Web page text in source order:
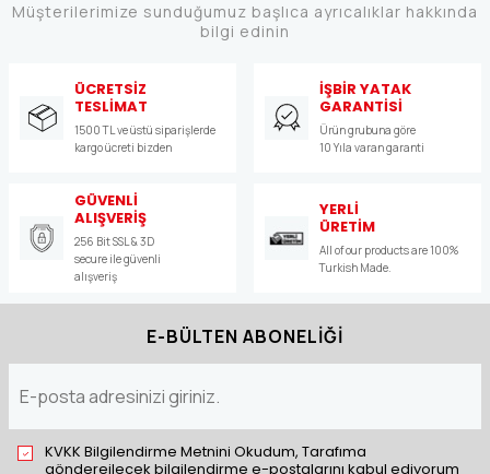
Müşterilerimize sunduğumuz başlıca ayrıcalıklar hakkında
bilgi edinin
ÜCRETSİZ
TESLİMAT
1500 TL ve üstü siparişlerde
kargo ücreti bizden
İŞBİR YATAK
GARANTİSİ
Ürün grubuna göre
10 Yıla varan garanti
GÜVENLİ
ALIŞVERİŞ
256 Bit SSL & 3D
secure ile güvenli
alışveriş
YERLİ
ÜRETİM
All of our products are 100%
Turkish Made.
E-BÜLTEN ABONELİĞİ
KVKK Bilgilendirme Metnini Okudum, Tarafıma
göndereilecek bilgilendirme e-postalarını kabul ediyorum